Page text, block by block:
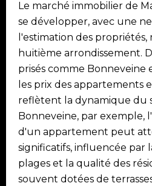
Le marché immobilier de
se développer, avec une
l'estimation des
huitième arrondissement.
prisés comme Bonneveine
les prix des appartements
reflètent la dynamique du
Bonneveine, par exemple,
d'un appartement peut
significatifs, influencée par
plages et la qualité des
souvent dotées de